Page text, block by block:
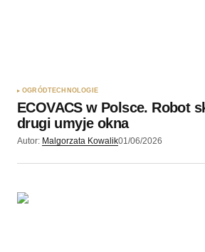
OGRÓDTECHNOLOGIE
ECOVACS w Polsce. Robot
drugi umyje okna
Autor: Malgorzata Kowalik01/06/2026